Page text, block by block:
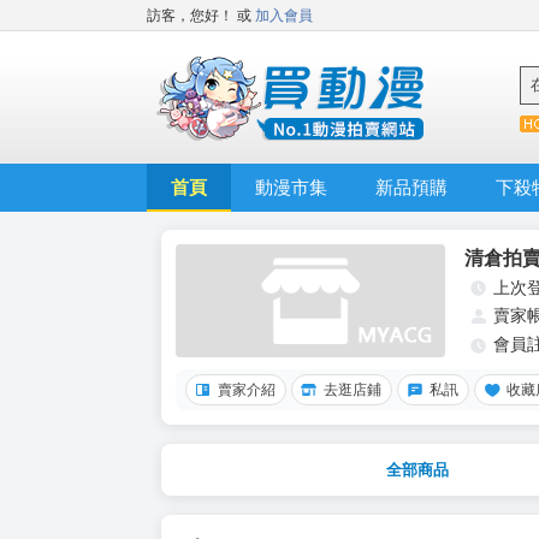
訪客，您好！ 或 加入會員
首頁 動漫市集 新品預購 下殺
清倉拍
上次
賣家
會員
賣家介紹 去逛店鋪 私訊 收藏
全部商品